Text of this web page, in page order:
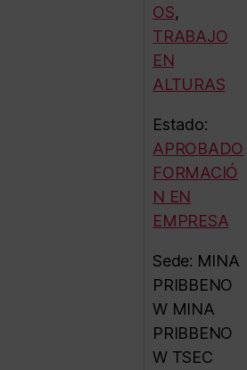
OS,
TRABAJO
EN
ALTURAS
Estado:
APROBADO
FORMACIÓ
N EN
EMPRESA
Sede: MINA
PRIBBENO
W MINA
PRIBBENO
W TSEC